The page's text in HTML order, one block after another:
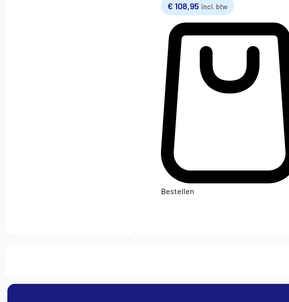
€108,95 incl. btw
Bestellen